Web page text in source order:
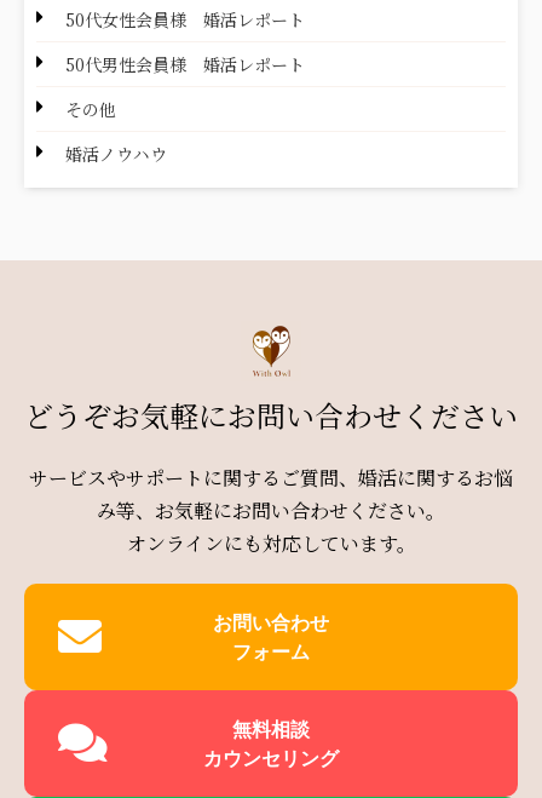
50代女性会員様 婚活レポート
50代男性会員様 婚活レポート
その他
婚活ノウハウ
どうぞお気軽にお問い合わせください
サービスやサポートに関するご質問、婚活に関するお悩
み等、お気軽にお問い合わせください。
オンラインにも対応しています。
お問い合わせ
フォーム
無料相談
カウンセリング